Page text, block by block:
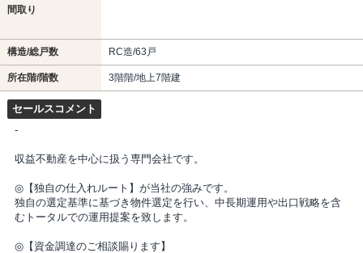
間取り
構造/総戸数 RC造/63戸
所在階/階数 3階階/地上7階建
セールスコメント
-
収益不動産を中心に扱う専門会社です。
◎【独自の仕入れルート】が当社の強みです。
独自の選定基準に基づき物件選定を行い、中長期運用や出口戦略を含
むトータルでの運用提案を致します。
◎【資金調達のご相談賜ります】